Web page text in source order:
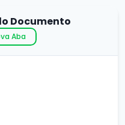
Documento
Aba